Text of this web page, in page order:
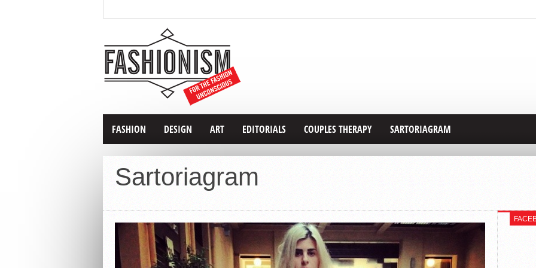
FASHION DESIGN ART EDITORIALS COUPLES THERAPY SARTORIAGRAM
Sartoriagram